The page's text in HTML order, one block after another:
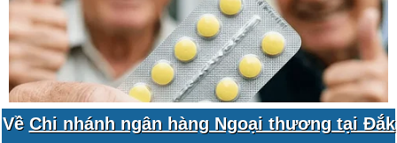
Về Chi nhánh ngân hàng Ngoại thương tại Đắk